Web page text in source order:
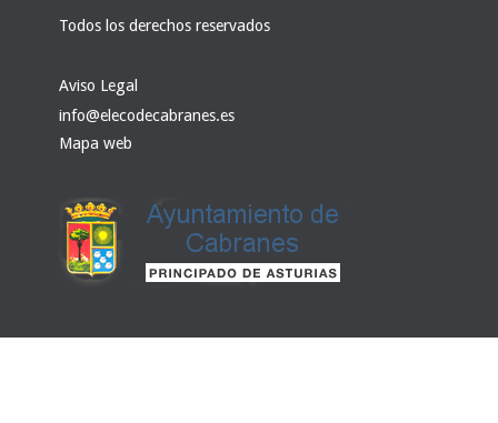
Todos los derechos reservados
Aviso Legal
info@elecodecabranes.es
Mapa web